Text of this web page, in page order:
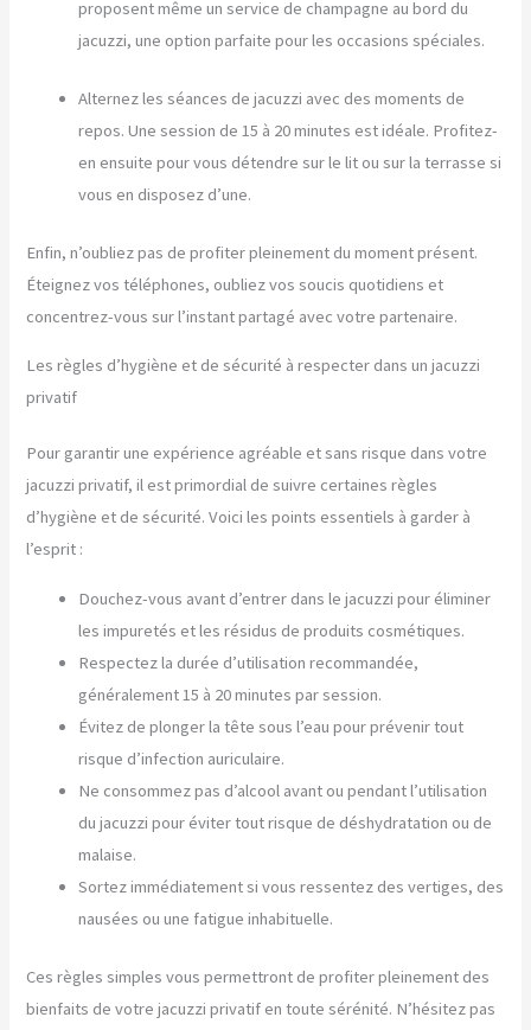
proposent même un service de champagne au bord du
jacuzzi, une option parfaite pour les occasions spéciales.
Alternez les séances de jacuzzi avec des moments de
repos. Une session de 15 à 20 minutes est idéale. Profitez-
en ensuite pour vous détendre sur le lit ou sur la terrasse si
vous en disposez d’une.
Enfin, n’oubliez pas de profiter pleinement du moment présent.
Éteignez vos téléphones, oubliez vos soucis quotidiens et
concentrez-vous sur l’instant partagé avec votre partenaire.
Les règles d’hygiène et de sécurité à respecter dans un jacuzzi
privatif
Pour garantir une expérience agréable et sans risque dans votre
jacuzzi privatif, il est primordial de suivre certaines règles
d’hygiène et de sécurité. Voici les points essentiels à garder à
l’esprit :
Douchez-vous avant d’entrer dans le jacuzzi pour éliminer
les impuretés et les résidus de produits cosmétiques.
Respectez la durée d’utilisation recommandée,
généralement 15 à 20 minutes par session.
Évitez de plonger la tête sous l’eau pour prévenir tout
risque d’infection auriculaire.
Ne consommez pas d’alcool avant ou pendant l’utilisation
du jacuzzi pour éviter tout risque de déshydratation ou de
malaise.
Sortez immédiatement si vous ressentez des vertiges, des
nausées ou une fatigue inhabituelle.
Ces règles simples vous permettront de profiter pleinement des
bienfaits de votre jacuzzi privatif en toute sérénité. N’hésitez pas